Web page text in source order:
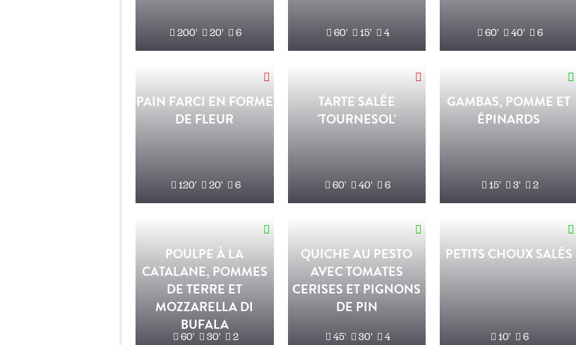
200' 20' 6 60' 15' 4 60' 40' 6
PAIN FARCI EN FORME
DE FLEUR
120' 20' 6
TARTE SALÉE
'TOURNESOL'
60' 40' 6
GAMBAS, POMME ET
ÉPINARDS
15' 3' 2
POULPE À LA
CATALANE, POMMES
DE TERRE ET
MOZZARELLA DI
BUFALA
60' 30' 2
QUICHE AU PESTO
AVEC TOMATES
CERISES ET PIGNONS
DE PIN
45' 30' 4
PETITS CHOUX SALÉS
10' 6